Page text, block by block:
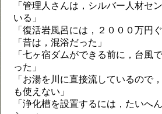
「管理人さんは，シルバー人材セ
いる」
「復活岩風呂には，２０００万円
「昔は，混浴だった」
「七ヶ宿ダムができる前に，台風
った」
「お湯を川に直接流しているので
も使えない」
「浄化槽を設置するには，たいへ